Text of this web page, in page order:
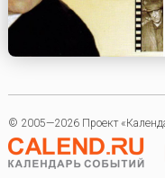
© 2005—2026 Проект